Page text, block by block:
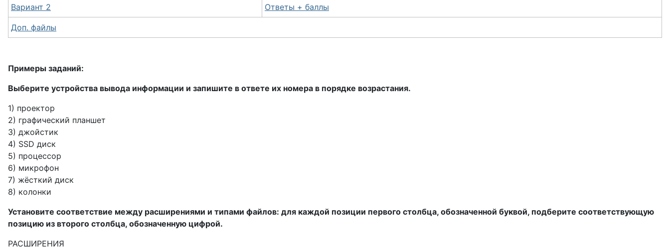
Вариант 2 Ответы + баллы
Доп. файлы
Примеры заданий:
Выберите устройства вывода информации и запишите в ответе их номера в порядке возрастания.
1) проектор
2) графический планшет
3) джойстик
4) SSD диск
5) процессор
6) микрофон
7) жёсткий диск
8) колонки
Установите соответствие между расширениями и типами файлов: для каждой позиции первого столбца, обозначенной буквой, подберите соответствующую
позицию из второго столбца, обозначенную цифрой.
РАСШИРЕНИЯ